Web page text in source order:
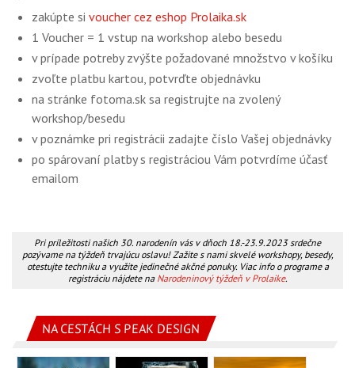
zakúpte si voucher cez eshop Prolaika.sk
1 Voucher = 1 vstup na workshop alebo besedu
v prípade potreby zvýšte požadované množstvo v košíku
zvoľte platbu kartou, potvrďte objednávku
na stránke fotoma.sk sa registrujte na zvolený
workshop/besedu
v poznámke pri registrácii zadajte číslo Vašej objednávky
po spárovaní platby s registráciou Vám potvrdíme účasť
emailom
Pri príležitosti našich 30. narodenín vás v dňoch 18.-23.9.2023 srdečne
pozývame na týždeň trvajúcu oslavu! Zažite s nami skvelé workshopy, besedy,
otestujte techniku a využite jedinečné akčné ponuky. Viac info o programe a
registráciu nájdete na Narodeninový týždeň v Prolaike.
NA CESTÁCH S PEAK DESIGN